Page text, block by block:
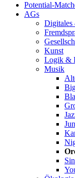
Potential-
AGs
Digitales
Kunst
Logik &
Musik